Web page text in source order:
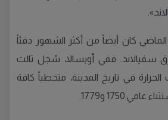
كان أيضاً من أكثر الشهور دفئاً
سفيالاند. ففي أوبسالا، سُجل ثالث
في تاريخ المدينة، متخطياً كافة
1750 و1779.